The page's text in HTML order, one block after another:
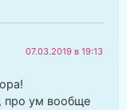
07.03.2019 в 19:13
про ум вообще